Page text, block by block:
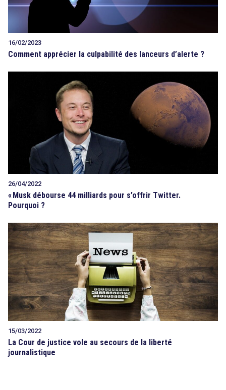
16/02/2023
Comment apprécier la culpabilité des lanceurs d’alerte ?
26/04/2022
« Musk débourse 44 milliards pour s’offrir Twitter.
Pourquoi ?
15/03/2022
La Cour de justice vole au secours de la liberté
journalistique